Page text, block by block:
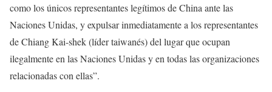
como los únicos representantes legítimos de China ante las
Naciones Unidas, y expulsar inmediatamente a los representantes
de Chiang Kai-shek (líder taiwanés) del lugar que ocupan
ilegalmente en las Naciones Unidas y en todas las organizaciones
relacionadas con ellas”.